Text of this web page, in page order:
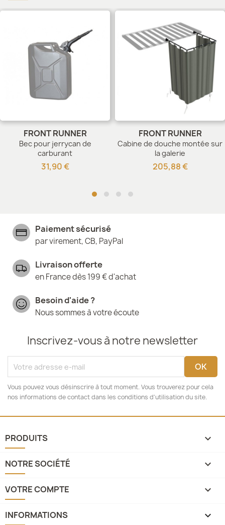
FRONT RUNNER
Bec pour jerrycan de
carburant
31,90 €
FRONT RUNNER
Cabine de douche montée sur
la galerie
205,88 €
Paiement sécurisé
par virement, CB, PayPal
Livraison offerte
en France dès 199 € d'achat
Besoin d'aide ?
Nous sommes à votre écoute
Inscrivez-vous à notre newsletter
Vous pouvez vous désinscrire à tout moment. Vous trouverez pour cela
nos informations de contact dans les conditions d'utilisation du site.
PRODUITS 
NOTRE SOCIÉTÉ 
VOTRE COMPTE 
INFORMATIONS keyboard_arrow_down